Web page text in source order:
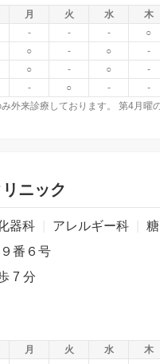
月 火 水
木
- - -
○
○ - ○
-
○ - ○
-
- ○ - -
ニック
器科 アレルギー科
糖尿病内科
番６号
7 分
月 火 水
木